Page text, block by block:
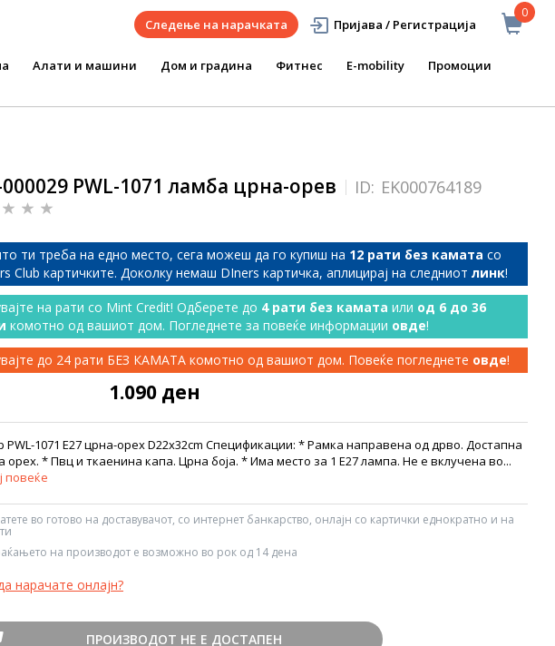
0
Следење на нарачката Пријава / Регистрација
Алати и машини Дом и градина Фитнес E-mobility
Промоции
PWL-1071 ламба црна-орев ID: EK000764189
ти треба на едно место, сега можеш да го купиш на 12 рати без камата со
Club картичките. Доколку немаш DIners картичка, аплицирај на следниот линк!
на рати со Mint Credit! Одберете до 4 рати без камата или од 6 до 36
комотно од вашиот дом. Погледнете за повеќе информации овде!
до 24 рати БЕЗ КАМАТА комотно од вашиот дом. Повеќе погледнете овде!
1.090 ден
PWL-1071 Е27 црна-орех D22x32cm Спецификации: * Рамка направена од дрво. Достапна
орех. * Пвц и ткаенина капа. Црна боја. * Има место за 1 Е27 лампа. Не е вклучена во...
повеќе
во готово на доставувачот, со интернет банкарство, онлајн со картички еднократно и на
на производот е возможно во рок од 14 дена
нарачате онлајн?
ПРОИЗВОДОТ НЕ Е ДОСТАПЕН